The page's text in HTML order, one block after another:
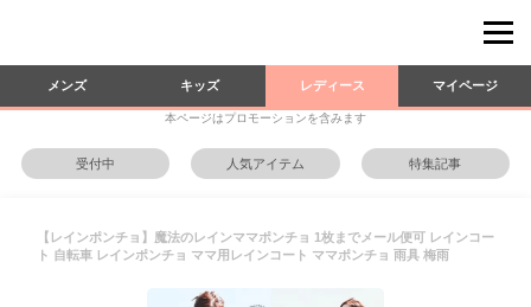
メンズ キッズ レディース マイページ
本ページはプロモーションを含みます
受付中 人気アイテム 特集記事
【レインポンチョ】魔法のレインママポンチョ 1枚までメール便可 レインコー
ト 自転車 レインポンチョ ママ用レインコート ママポンチョ 雨具 梅雨